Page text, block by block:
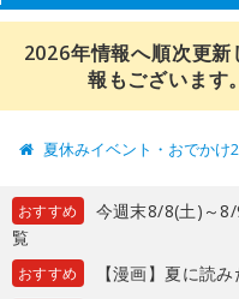
2026年情報へ順次更
報もございます
夏休みイベント・おでかけ
おすすめ
今週末8/8(土)～
覧
おすすめ 【漫画】夏に読